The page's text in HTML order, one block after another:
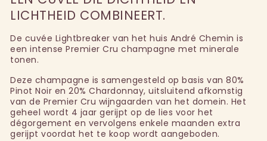
LICHTHEID COMBINEERT.
De cuvée Lightbreaker van het huis André Chemin is
een intense Premier Cru champagne met minerale
tonen.
Deze champagne is samengesteld op basis van 80%
Pinot Noir en 20% Chardonnay, uitsluitend afkomstig
van de Premier Cru wijngaarden van het domein. Het
geheel wordt 4 jaar gerijpt op de lies voor het
dégorgement en vervolgens enkele maanden extra
gerijpt voordat het te koop wordt aangeboden.